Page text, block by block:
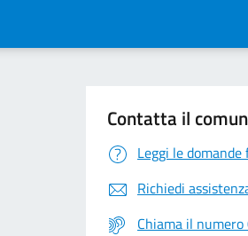
Contatta il
Leggi le
Richiedi
Chiama il